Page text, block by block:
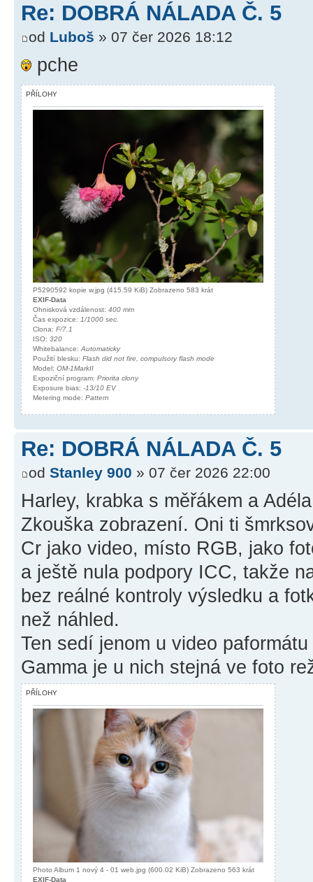
Re: DOBRÁ NÁLADA Č. 5
od Luboš » 07 čer 2026 18:12
pche
PŘÍLOHY
P5290592 kopie w.jpg (415.59 KiB) Zobrazeno 583 krát
EXIF-Data
Ohnisková vzdálenost: 400 mm
Čas expozice: 1/1000 sec.
Clona: F/7.1
ISO: 320
Whitebalance:Automaticky
Použití blesku: Flash did not fire, compulsory flash mode
Model: OM-1MarkII
Expoziční program: Priorita clony
Exposure bias: -13/10 EV
Metering mode: Pattern
Re: DOBRÁ NÁLADA Č. 5
od Stanley 900 » 07 čer 2026 22:00
Harley, krabka s měřákem a
Zkouška zobrazení. Oni ti
Cr jako video, místo RGB, jako
a ještě nula podpory ICC, takže
bez reálné kontroly výsledku a
než náhled.
Ten sedí jenom u video
Gamma je u nich stejná ve foto
PŘÍLOHY
Photo Album 1 nový 4 - 01 web.jpg (600.02 KiB) Zobrazeno 563 krát
EXIF-Data